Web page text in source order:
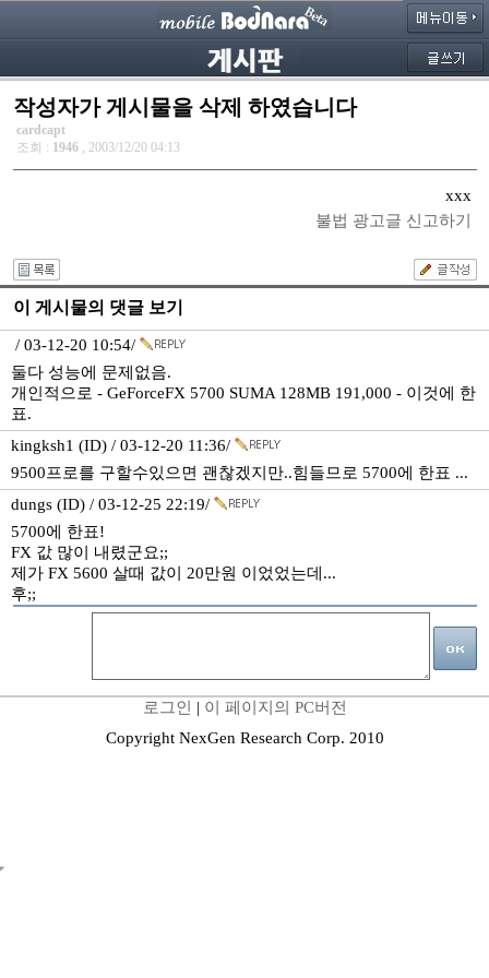
작성자가 게시물을 삭제 하였습니다
cardcapt
조회 : 1946 , 2003/12/20 04:13
xxx
불법 광고글 신고하기
이 게시물의 댓글 보기
/ 03-12-20 10:54/
둘다 성능에 문제없음.
개인적으로 - GeForceFX 5700 SUMA 128MB 191,000 - 이것에 한
표.
kingksh1 (ID) / 03-12-20 11:36/
9500프로를 구할수있으면 괜찮겠지만..힘들므로 5700에 한표 ...
dungs (ID) / 03-12-25 22:19/
5700에 한표!
FX 값 많이 내렸군요;;
제가 FX 5600 살때 값이 20만원 이었었는데...
후;;
로그인 | 이 페이지의 PC버전
Copyright NexGen Research Corp. 2010